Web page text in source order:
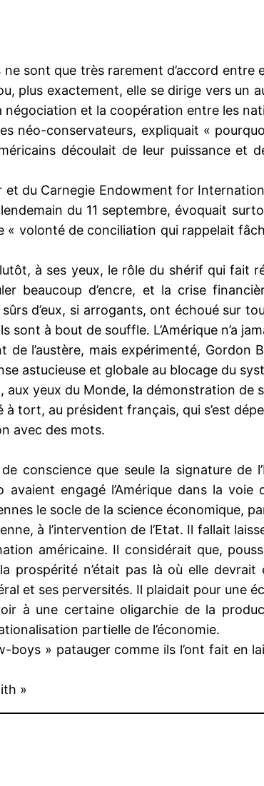
sont que très rarement d’accord entre
plus exactement, elle se dirige vers un
négociation et la coopération entre les
néo-conservateurs, expliquait «
découlait de leur puissance et
et du Carnegie Endowment for
du 11 septembre, évoquait
« volonté de conciliation qui rappelait
à ses yeux, le rôle du shérif qui fait
beaucoup d’encre, et la crise
d’eux, si arrogants, ont échoué sur
à bout de souffle. L’Amérique n’a
l’austère, mais expérimenté, Gordon
astucieuse et globale au blocage du
yeux du Monde, la démonstration de
tort, au président français, qui s’est
avec des mots.
conscience que seule la signature de
engagé l’Amérique dans la voie
le socle de la science économique,
à l’intervention de l’Etat. Il fallait
américaine. Il considérait que,
prospérité n’était pas là où elle devrait
et ses perversités. Il plaidait pour une
à une certaine oligarchie de la
partielle de l’économie.
» patauger comme ils l’ont fait en
»